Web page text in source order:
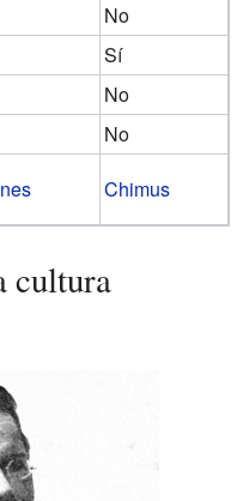
No
Sí
No
No
Chimus
cultura